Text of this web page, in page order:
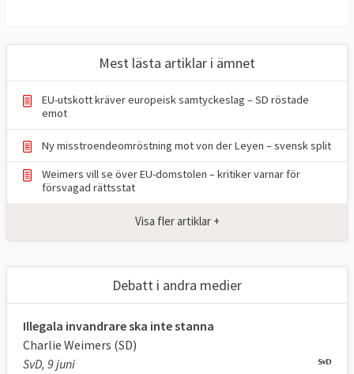
Stoppa islamisk extremism. Den har ingen
plats i Europa. Konfrontera länder som
Saudiarabien och Qatar. Utländsk
finansiering av moskéer ska stoppas.
Migration och flyktingar
migration: Säkra den yttre gränsen.
flyktingar på plats i närområdet.
Mest lästa artiklar i ämnet
EU-utskott kräver europeisk samtyckeslag – SD röstade
emot
Ny misstroendeomröstning mot von der Leyen – svensk split
Weimers vill se över EU-domstolen – kritiker varnar för
försvagad rättsstat
Visa fler artiklar +
Debatt i andra medier
Illegala invandrare ska inte stanna
Charlie Weimers (SD)
SvD, 9 juni